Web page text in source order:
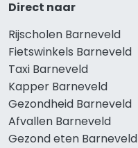
Direct naar
Rijscholen Barneveld
Fietswinkels Barneveld
Taxi Barneveld
Kapper Barneveld
Gezondheid Barneveld
Afvallen Barneveld
Gezond eten Barneveld